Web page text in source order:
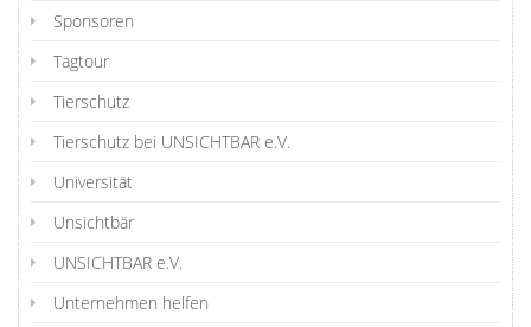
Sponsoren
Tagtour
Tierschutz
Tierschutz bei UNSICHTBAR e.V.
Universität
Unsichtbär
UNSICHTBAR e.V.
Unternehmen helfen